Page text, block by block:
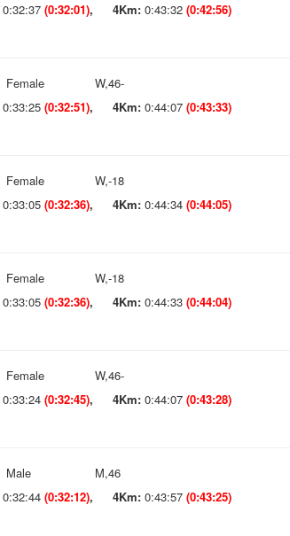
0:32:37 (0:32:01), 4Km: 0:43:32 (0:42:56)
Female W,46-
0:33:25 (0:32:51), 4Km: 0:44:07 (0:43:33)
Female W,-18
0:33:05 (0:32:36), 4Km: 0:44:34 (0:44:05)
Female W,-18
0:33:05 (0:32:36), 4Km: 0:44:33 (0:44:04)
Female W,46-
0:33:24 (0:32:45), 4Km: 0:44:07 (0:43:28)
Male M,46
0:32:44 (0:32:12), 4Km: 0:43:57 (0:43:25)